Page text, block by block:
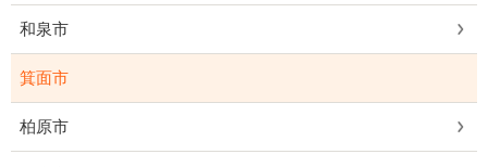
和泉市
箕面市
柏原市